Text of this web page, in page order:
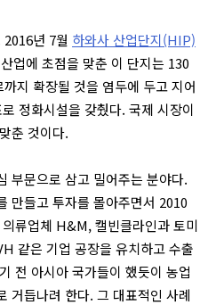
년 7월 하와사 산업단지(HIP)
업에 초점을 맞춘 이 단지는 130
지 확장될 것을 염두에 두고 지어
정화시설을 갖췄다. 국제 시장이
춘 것이다.
부문으로 삼고 밀어주는 분야다.
만들고 투자를 몰아주면서 2010
류업체 H&M, 캘빈클라인과 토미
같은 기업 공장을 유치하고 수출
전 아시아 국가들이 했듯이 농업
거듭나려 한다. 그 대표적인 사례